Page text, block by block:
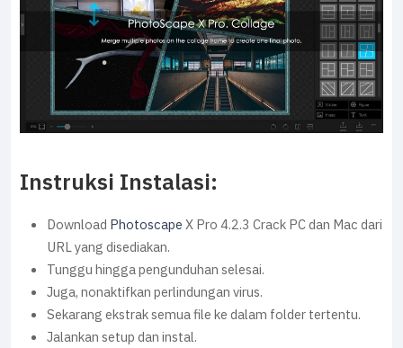
Instruksi Instalasi:
Download PhotoscapeX Pro 4.2.3 Crack PC dan Mac dari
URL yang disediakan.
Tunggu hingga pengunduhan selesai.
Juga, nonaktifkan perlindungan virus.
Sekarang ekstrak semua file ke dalam folder tertentu.
Jalankan setup dan instal.